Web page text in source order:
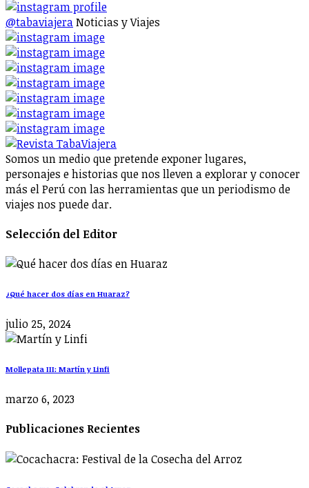
@tabaviajeraNoticias y Viajes
Somos un medio que pretende exponer lugares,
personajes e historias que nos lleven a explorar y conocer
más el Perú con las herramientas que un periodismo de
viajes nos puede dar.
Selección del Editor
¿Qué hacer dos días en Huaraz?
julio 25, 2024
Mollepata III: Martín y Linfi
marzo 6, 2023
Publicaciones Recientes